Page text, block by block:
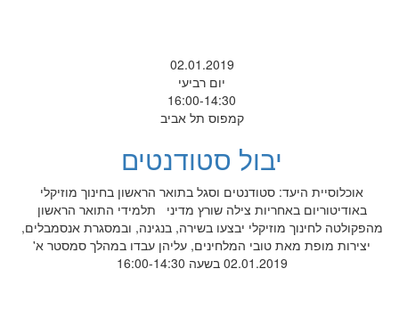
02.01.2019
יום רביעי
16:00-14:30
קמפוס תל אביב
יבול סטודנטים
אוכלוסיית היעד: סטודנטים וסגל בתואר הראשון בחינוך מוזיקלי
באודיטוריום באחריות צילה שורץ מדיני תלמידי התואר הראשון
מהפקולטה לחינוך מוזיקלי יבצעו בשירה, בנגינה, ובמסגרת אנסמבלים,
יצירות מופת מאת טובי המלחינים, עליהן עבדו במהלך סמסטר א'
02.01.2019 בשעה 16:00-14:30